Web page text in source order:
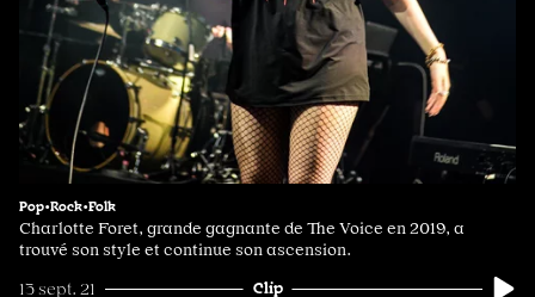
Pop•Rock•Folk
Charlotte Foret, grande gagnante de The Voice en 2019, a
trouvé son style et continue son ascension.
13 sept. 21 Clip